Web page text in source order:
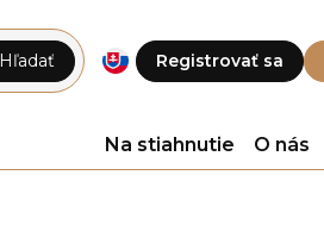
Registrovať sa
Hľadať
Na stiahnutie O nás